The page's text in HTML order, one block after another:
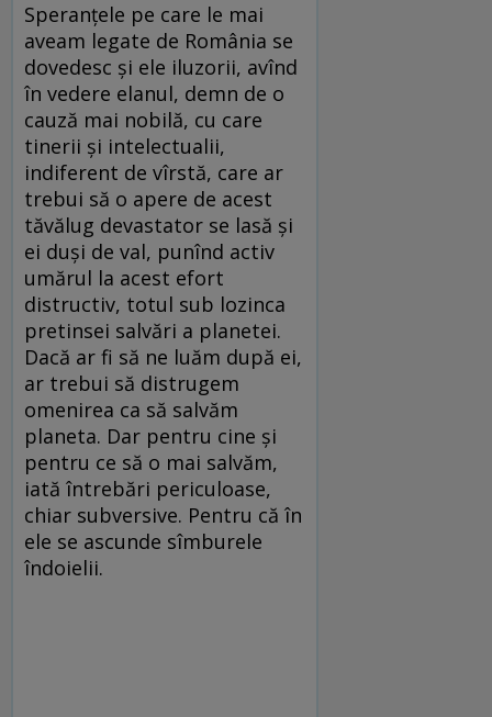
Speranțele pe care le mai
aveam legate de România se
dovedesc și ele iluzorii, avînd
în vedere elanul, demn de o
cauză mai nobilă, cu care
tinerii și intelectualii,
indiferent de vîrstă, care ar
trebui să o apere de acest
tăvălug devastator se lasă și
ei duși de val, punînd activ
umărul la acest efort
distructiv, totul sub lozinca
pretinsei salvări a planetei.
Dacă ar fi să ne luăm după ei,
ar trebui să distrugem
omenirea ca să salvăm
planeta. Dar pentru cine și
pentru ce să o mai salvăm,
iată întrebări periculoase,
chiar subversive. Pentru că în
ele se ascunde sîmburele
îndoielii.